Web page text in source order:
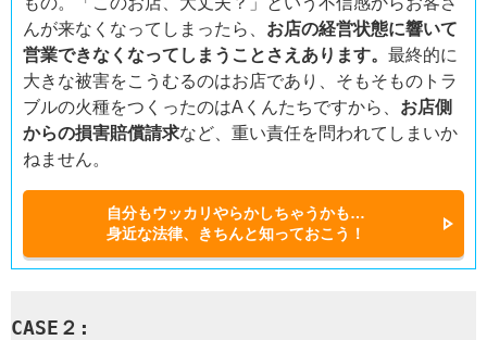
んが来なくなってしまったら、 お店の経営状態に響いて
営業できなくなってしまうことさえあります。 最終的に
大きな被害をこうむるのはお店であり、そもそものトラ
ブルの火種をつくったのはAくんたちですから、 お店側
からの損害賠償請求など、重い責任を問われてしまいか
ねません。
自分もウッカリやらかしちゃうかも…
身近な法律、きちんと知っておこう！
CASE２: